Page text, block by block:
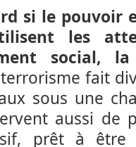
si le pouvoir
les
social,
fait
sous une
aussi de
prêt à